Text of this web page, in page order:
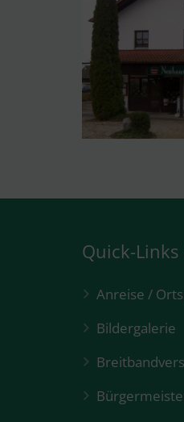
Quick-Links
Anreise /
Bildergalerie